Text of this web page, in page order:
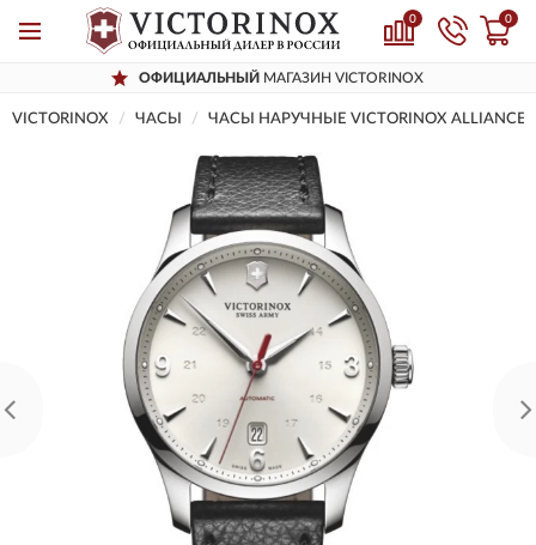
0 0
ОФИЦИАЛЬНЫЙ МАГАЗИН VICTORINOX
VICTORINOX ЧАСЫ ЧАСЫ НАРУЧНЫЕ VICTORINOX ALLIANCE